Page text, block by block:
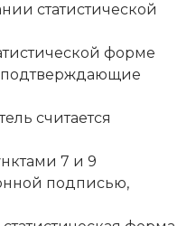
статистической
форме
подтверждающие
считается
7 и 9
подписью,